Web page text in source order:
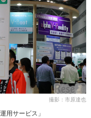
撮影：市原達也
用サービス」